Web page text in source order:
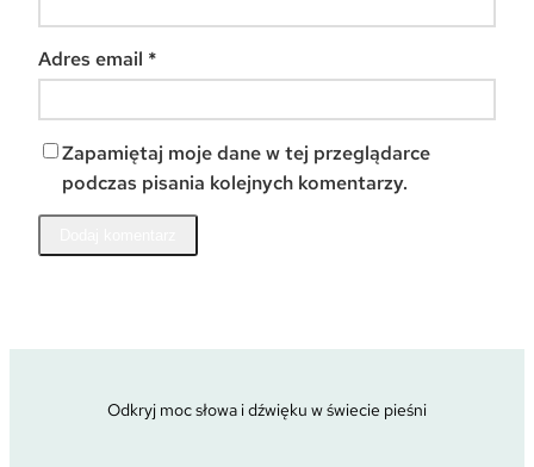
Adres email *
Zapamiętaj moje dane w tej przeglądarce
podczas pisania kolejnych komentarzy.
Odkryj moc słowa i dźwięku w świecie pieśni